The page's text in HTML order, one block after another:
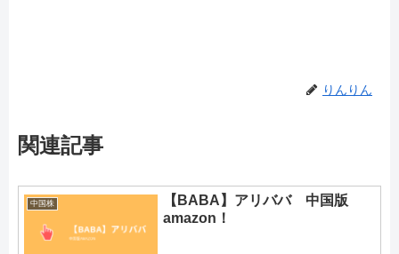
りんりん
関連記事
中国株
【BABA】アリババ 中国版
amazon！